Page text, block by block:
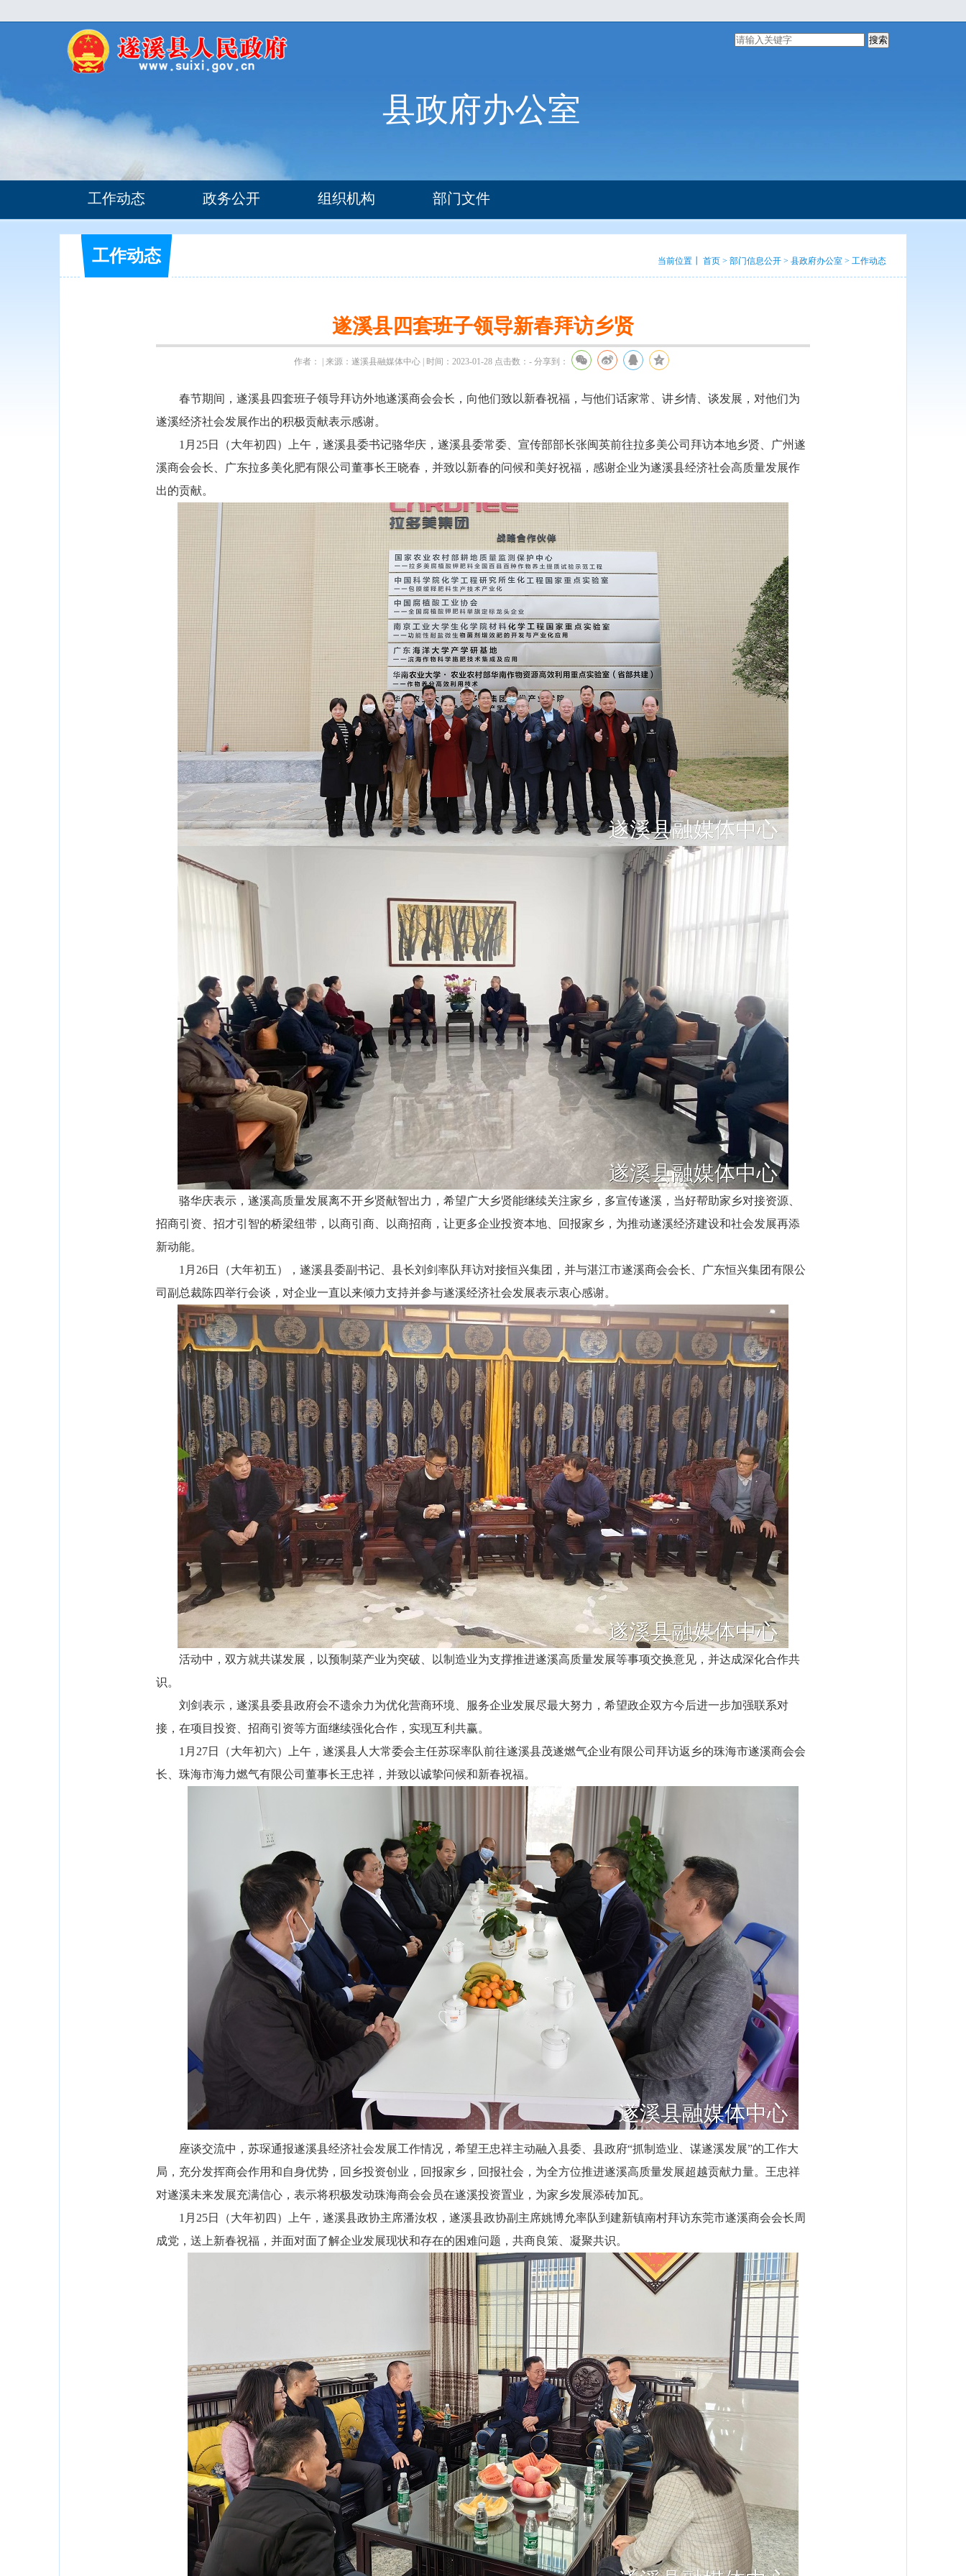
搜索
县政府办公室
工作动态 政务公开 组织机构 部门文件
工作动态 当前位置┃ 首页 > 部门信息公开 > 县政府办公室 > 工作动态
遂溪县四套班子领导新春拜访乡贤
作者： | 来源：遂溪县融媒体中心 | 时间：2023-01-28 点击数： - 分享到：
春节期间，遂溪县四套班子领导拜访外地遂溪商会会长，向他们致以新春祝福，与他们话家常、讲乡情、谈发展，对他们为
遂溪经济社会发展作出的积极贡献表示感谢。
1月25日（大年初四）上午，遂溪县委书记骆华庆，遂溪县委常委、宣传部部长张闽英前往拉多美公司拜访本地乡贤、广州遂
溪商会会长、广东拉多美化肥有限公司董事长王晓春，并致以新春的问候和美好祝福，感谢企业为遂溪县经济社会高质量发展作
出的贡献。
骆华庆表示，遂溪高质量发展离不开乡贤献智出力，希望广大乡贤能继续关注家乡，多宣传遂溪，当好帮助家乡对接资源、
招商引资、招才引智的桥梁纽带，以商引商、以商招商，让更多企业投资本地、回报家乡，为推动遂溪经济建设和社会发展再添
新动能。
1月26日（大年初五），遂溪县委副书记、县长刘剑率队拜访对接恒兴集团，并与湛江市遂溪商会会长、广东恒兴集团有限公
司副总裁陈四举行会谈，对企业一直以来倾力支持并参与遂溪经济社会发展表示衷心感谢。
活动中，双方就共谋发展，以预制菜产业为突破、以制造业为支撑推进遂溪高质量发展等事项交换意见，并达成深化合作共
识。
刘剑表示，遂溪县委县政府会不遗余力为优化营商环境、服务企业发展尽最大努力，希望政企双方今后进一步加强联系对
接，在项目投资、招商引资等方面继续强化合作，实现互利共赢。
1月27日（大年初六）上午，遂溪县人大常委会主任苏琛率队前往遂溪县茂遂燃气企业有限公司拜访返乡的珠海市遂溪商会会
长、珠海市海力燃气有限公司董事长王忠祥，并致以诚挚问候和新春祝福。
座谈交流中，苏琛通报遂溪县经济社会发展工作情况，希望王忠祥主动融入县委、县政府“抓制造业、谋遂溪发展”的工作大
局，充分发挥商会作用和自身优势，回乡投资创业，回报家乡，回报社会，为全方位推进遂溪高质量发展超越贡献力量。王忠祥
对遂溪未来发展充满信心，表示将积极发动珠海商会会员在遂溪投资置业，为家乡发展添砖加瓦。
1月25日（大年初四）上午，遂溪县政协主席潘汝权，遂溪县政协副主席姚博允率队到建新镇南村拜访东莞市遂溪商会会长周
成党，送上新春祝福，并面对面了解企业发展现状和存在的困难问题，共商良策、凝聚共识。